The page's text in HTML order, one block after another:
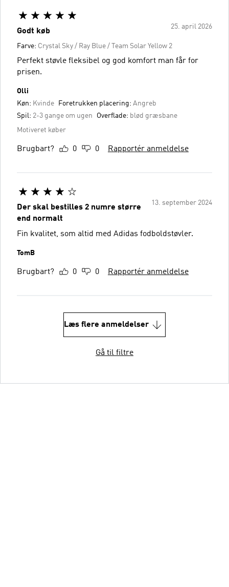
25. april 2026
Godt køb
Farve: Crystal Sky / Ray Blue / Team Solar Yellow 2
Perfekt støvle fleksibel og god komfort man får for
prisen.
Olli
Køn: Kvinde Foretrukken placering: Angreb
Spil: 2-3 gange om ugen Overflade: blød græsbane
Motiveret køber
Brugbart? 0 0 Rapportér anmeldelse
13. september 2024
Der skal bestilles 2 numre større
end normalt
Fin kvalitet, som altid med Adidas fodboldstøvler.
TomB
Brugbart? 0 0 Rapportér anmeldelse
Læs flere anmeldelser
Gå til filtre